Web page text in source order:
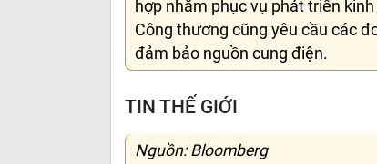
hợp nhằm phục vụ phát triển
Công thương cũng yêu cầu các
đảm bảo nguồn cung điện.
TIN THẾ GIỚI
Nguồn: Bloomberg